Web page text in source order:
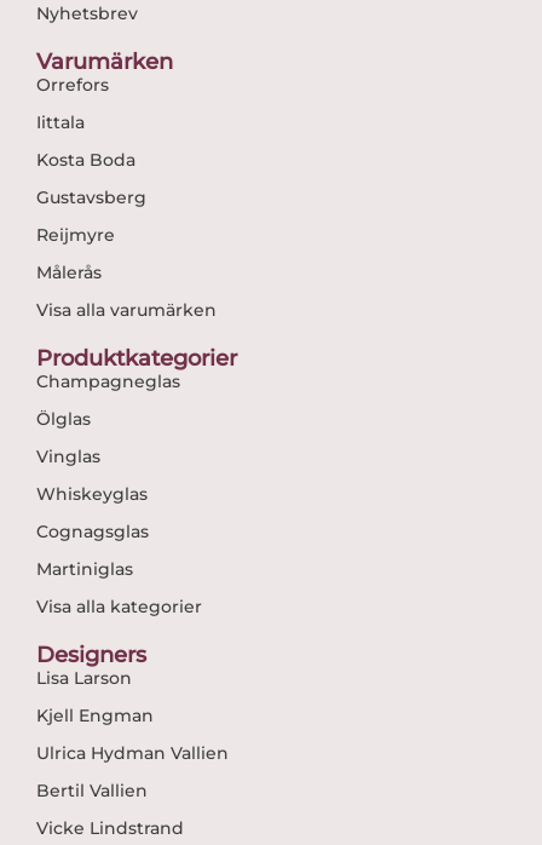
Nyhetsbrev
Varumärken
Orrefors
Iittala
Kosta Boda
Gustavsberg
Reijmyre
Målerås
Visa alla varumärken
Produktkategorier
Champagneglas
Ölglas
Vinglas
Whiskeyglas
Cognagsglas
Martiniglas
Visa alla kategorier
Designers
Lisa Larson
Kjell Engman
Ulrica Hydman Vallien
Bertil Vallien
Vicke Lindstrand